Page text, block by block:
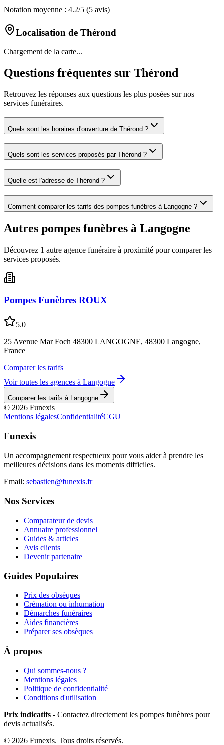
Notation moyenne : 4.2/5 (5 avis)
Localisation de Thérond
Chargement de la carte...
Questions fréquentes sur Thérond
Retrouvez les réponses aux questions les plus posées sur nos
services funéraires.
Quels sont les horaires d'ouverture de Thérond ?
Quels sont les services proposés par Thérond ?
Quelle est l'adresse de Thérond ?
Comment comparer les tarifs des pompes funèbres à Langogne ?
Autres pompes funèbres à Langogne
Découvrez 1 autre agence funéraire à proximité pour comparer les
services proposés.
Pompes Funèbres ROUX
5.0
25 Avenue Mar Foch 48300 LANGOGNE, 48300 Langogne,
France
Comparer les tarifs
Voir toutes les agences à Langogne
Comparer les tarifs à Langogne
© 2026 Funexis
Mentions légalesConfidentialitéCGU
Funexis
Un accompagnement respectueux pour vous aider à prendre les
meilleures décisions dans les moments difficiles.
Email: sebastien@funexis.fr
Nos Services
Comparateur de devis
Annuaire professionnel
Guides & articles
Avis clients
Devenir partenaire
Guides Populaires
Prix des obsèques
Crémation ou inhumation
Démarches funéraires
Aides financières
Préparer ses obsèques
À propos
Qui sommes-nous ?
Mentions légales
Politique de confidentialité
Conditions d'utilisation
Prix indicatifs - Contactez directement les pompes funèbres pour
devis actualisés.
© 2026 Funexis. Tous droits réservés.